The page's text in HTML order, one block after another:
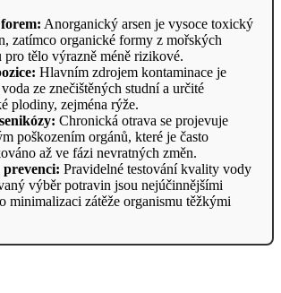
Anorganický arsen je vysoce toxický
zatímco organické formy z mořských
pro tělo výrazně méně rizikové.
Hlavním zdrojem kontaminace je
ze znečištěných studní a určité
plodiny, zejména rýže.
Chronická otrava se projevuje
poškozením orgánů, které je často
až ve fázi nevratných změn.
Pravidelné testování kvality vody
výběr potravin jsou nejúčinnějšími
minimalizaci zátěže organismu těžkými